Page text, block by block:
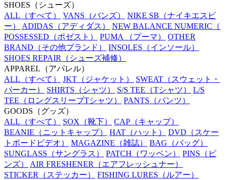
SHOES （シューズ）
ALL （すべて） VANS （バンズ） NIKE SB （ナイキエスビ
ー）
ADIDAS （アディダス） NEW BALANCE NUMERIC （
POSSESSED （ポゼスト） PUMA （プーマ）
OTHER
BRAND （その他ブランド） INSOLES （インソール）
SHOES REPAIR （シューズ補修）
APPAREL （アパレル）
ALL （すべて） JKT （ジャケット） SWEAT （スウェット・
パーカー）
SHIRTS （シャツ） S/S TEE （Tシャツ）
L/S
TEE （ロングスリーブTシャツ） PANTS （パンツ）
GOODS （グッズ）
ALL （すべて） SOX （靴下） CAP （キャップ）
BEANIE （ニットキャップ） HAT （ハット） DVD （スケー
トボードビデオ）
MAGAZINE （雑誌） BAG （バッグ）
SUNGLASS （サングラス） PATCH （ワッペン） PINS （ピ
ンズ）
AIR FRESHENER （エアフレッシュナー）
STICKER （ステッカー） FISHING LURES （ルアー）